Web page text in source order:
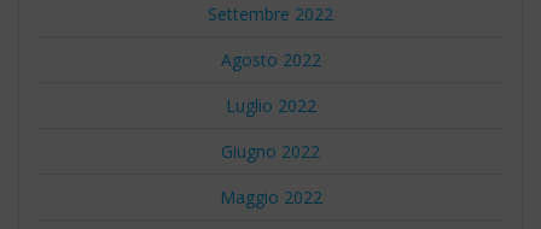
Settembre 2022
Agosto 2022
Luglio 2022
Giugno 2022
Maggio 2022